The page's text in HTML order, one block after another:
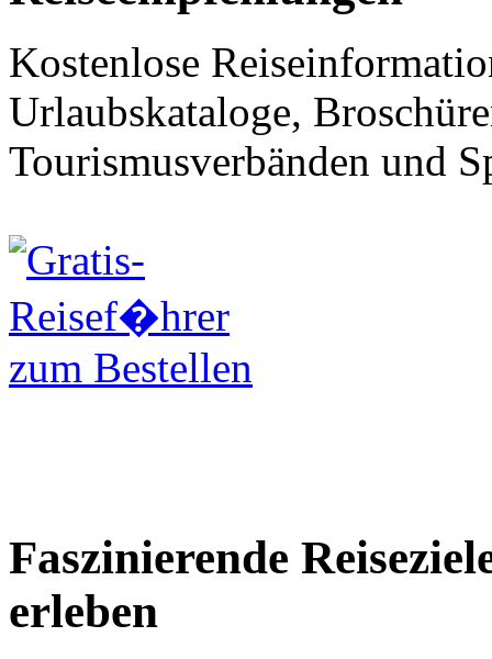
Kostenlose
Urlaubskataloge,
Tourismusverbänden und
Faszinierende
erleben